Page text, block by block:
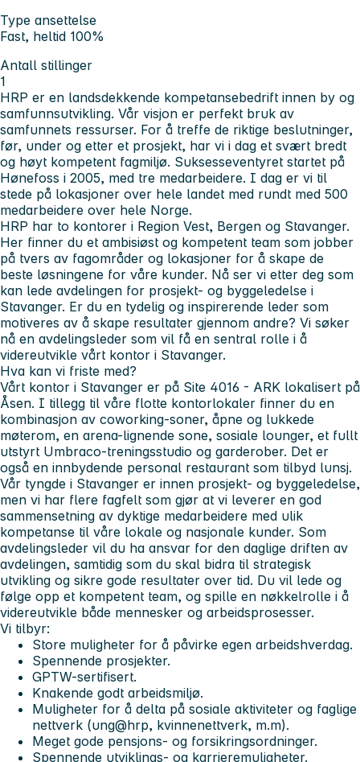
Type ansettelse
Fast, heltid 100%
Antall stillinger
1
HRP er en landsdekkende kompetansebedrift innen by og
samfunnsutvikling. Vår visjon er perfekt bruk av
samfunnets ressurser. For å treffe de riktige beslutninger,
før, under og etter et prosjekt, har vi i dag et svært bredt
og høyt kompetent fagmiljø. Suksesseventyret startet på
Hønefoss i 2005, med tre medarbeidere. I dag er vi til
stede på lokasjoner over hele landet med rundt med 500
medarbeidere over hele Norge.
HRP har to kontorer i Region Vest, Bergen og Stavanger.
Her finner du et ambisiøst og kompetent team som jobber
på tvers av fagområder og lokasjoner for å skape de
beste løsningene for våre kunder. Nå ser vi etter deg som
kan lede avdelingen for prosjekt- og byggeledelse i
Stavanger. Er du en tydelig og inspirerende leder som
motiveres av å skape resultater gjennom andre? Vi søker
nå en avdelingsleder som vil få en sentral rolle i å
videreutvikle vårt kontor i Stavanger.
Hva kan vi friste med?
Vårt kontor i Stavanger er på Site 4016 - ARK lokalisert på
Åsen. I tillegg til våre flotte kontorlokaler finner du en
kombinasjon av coworking-soner, åpne og lukkede
møterom, en arena-lignende sone, sosiale lounger, et fullt
utstyrt Umbraco-treningsstudio og garderober. Det er
også en innbydende personal restaurant som tilbyd lunsj.
Vår tyngde i Stavanger er innen prosjekt- og byggeledelse,
men vi har flere fagfelt som gjør at vi leverer en god
sammensetning av dyktige medarbeidere med ulik
kompetanse til våre lokale og nasjonale kunder. Som
avdelingsleder vil du ha ansvar for den daglige driften av
avdelingen, samtidig som du skal bidra til strategisk
utvikling og sikre gode resultater over tid. Du vil lede og
følge opp et kompetent team, og spille en nøkkelrolle i å
videreutvikle både mennesker og arbeidsprosesser.
Vi tilbyr:
Store muligheter for å påvirke egen arbeidshverdag.
Spennende prosjekter.
GPTW-sertifisert.
Knakende godt arbeidsmiljø.
Muligheter for å delta på sosiale aktiviteter og faglige
nettverk (ung@hrp, kvinnenettverk, m.m).
Meget gode pensjons- og forsikringsordninger.
Spennende utviklings- og karrieremuligheter.